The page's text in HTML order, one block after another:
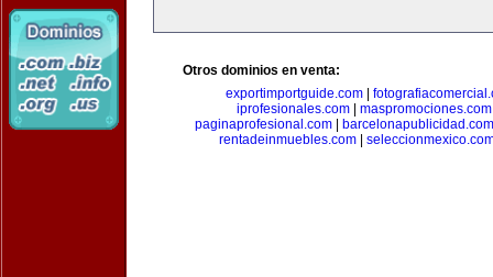
Otros dominios en venta:
exportimportguide.com
iprofesionales.com
maspromociones.com
paginaprofesional.com|
barcelonapublicidad.com
rentadeinmuebles.com